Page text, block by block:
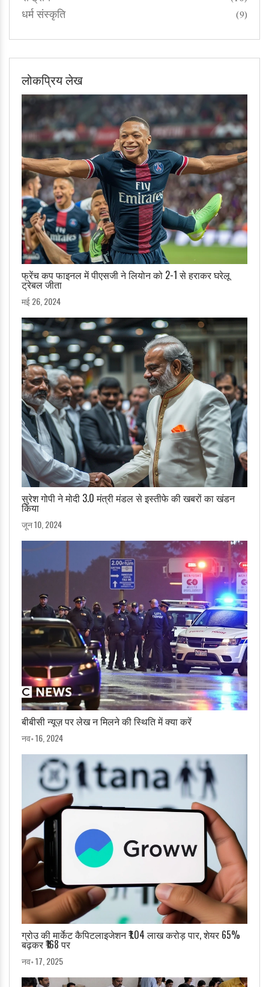
धर्म संस्कृति (9)
लोकप्रिय लेख
फ्रेंच कप फाइनल में पीएसजी ने लियोन को 2-1 से हराकर घरेलू
ट्रेबल जीता
मई 26, 2024
सुरेश गोपी ने मोदी 3.0 मंत्री मंडल से इस्तीफे की खबरों का खंडन
किया
जून 10, 2024
बीबीसी न्यूज़ पर लेख न मिलने की स्थिति में क्या करें
नव॰ 16, 2024
ग्रोउ की मार्केट कैपिटलाइजेशन ₹1.04 लाख करोड़ पार, शेयर 65%
बढ़कर ₹168 पर
नव॰ 17, 2025